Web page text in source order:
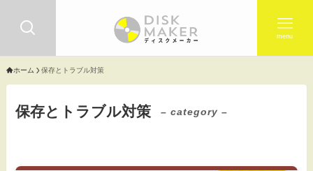
menu
ホーム 保存とトラブル対策
保存とトラブル対策 – category –